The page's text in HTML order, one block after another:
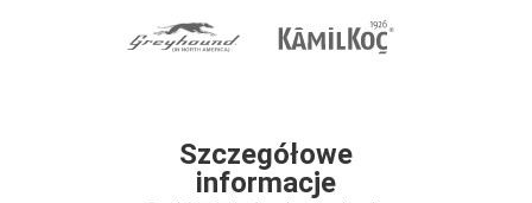
Szczegółowe
informacje